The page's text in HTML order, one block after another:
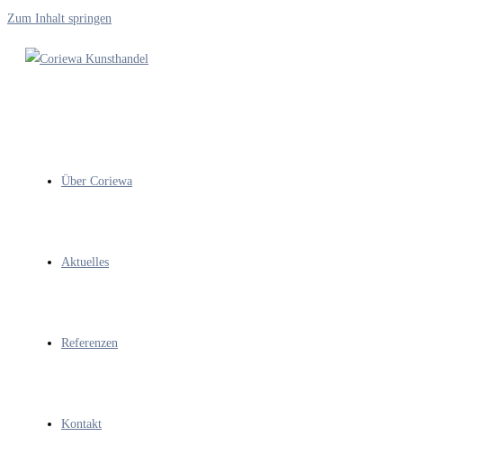
Zum Inhalt springen
Über Coriewa
Aktuelles
Referenzen
Kontakt